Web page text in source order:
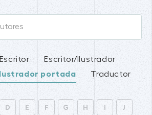
Escritor
Escritor/Ilustrador
Ilustrador portada Traductor
D E F G H I J